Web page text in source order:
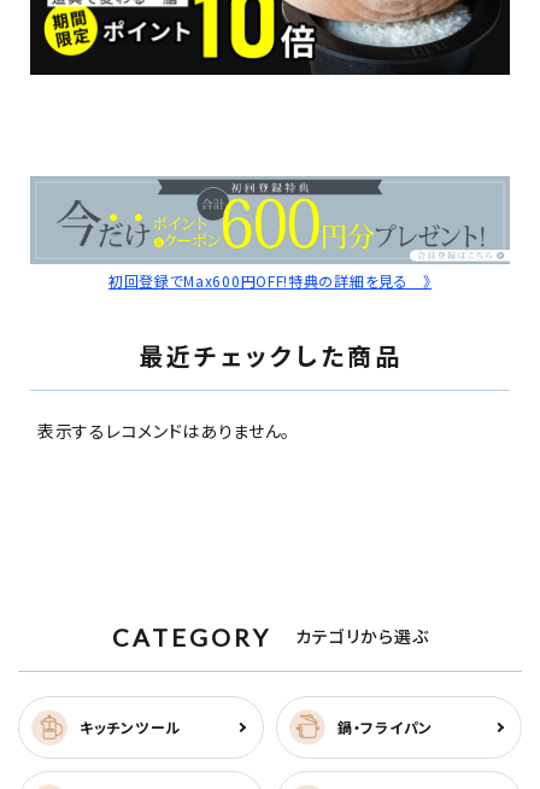
初回登録でMax600円OFF!特典の詳細を見る 》
最近チェックした商品
表示するレコメンドはありません。
CATEGORY カテゴリから選ぶ
キッチンツール 鍋・フライパン